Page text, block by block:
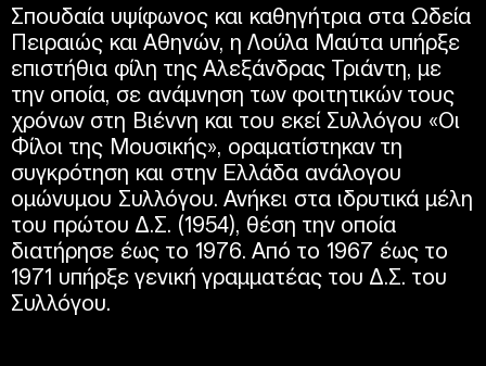
Σπουδαία υψίφωνος και καθηγήτρια στα Ωδεία
Πειραιώς και Αθηνών, η Λούλα Μαύτα υπήρξε
επιστήθια φίλη της Αλεξάνδρας Τριάντη, με
την οποία, σε ανάμνηση των φοιτητικών τους
χρόνων στη Βιέννη και του εκεί Συλλόγου «Οι
Φίλοι της Μουσικής», οραματίστηκαν τη
συγκρότηση και στην Ελλάδα ανάλογου
ομώνυμου Συλλόγου. Ανήκει στα ιδρυτικά μέλη
του πρώτου Δ.Σ. (1954), θέση την οποία
διατήρησε έως το 1976. Από το 1967 έως το
1971 υπήρξε γενική γραμματέας του Δ.Σ. του
Συλλόγου.